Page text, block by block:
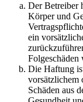
Der Betreiber
Körper und
ein
Folgeschäden
Die Haftung
vorsätzlichem
Schäden aus